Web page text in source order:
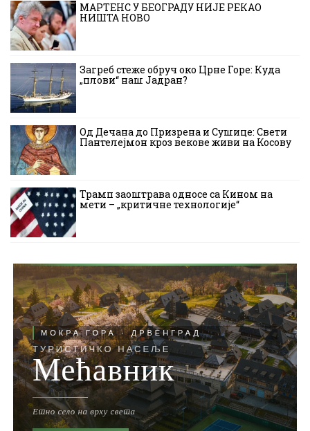
МАРТЕНС У БЕОГРАДУ НИЈЕ РЕКАО
НИШТА НОВО
Загреб стеже обруч око Црне Горе: Куда
„плови“ наш Јадран?
Од Дечана до Призрена и Сушице: Свети
Пантелејмон кроз векове живи на Косову
Трамп заоштрава односе са Кином на
мети – „критичне технологије“